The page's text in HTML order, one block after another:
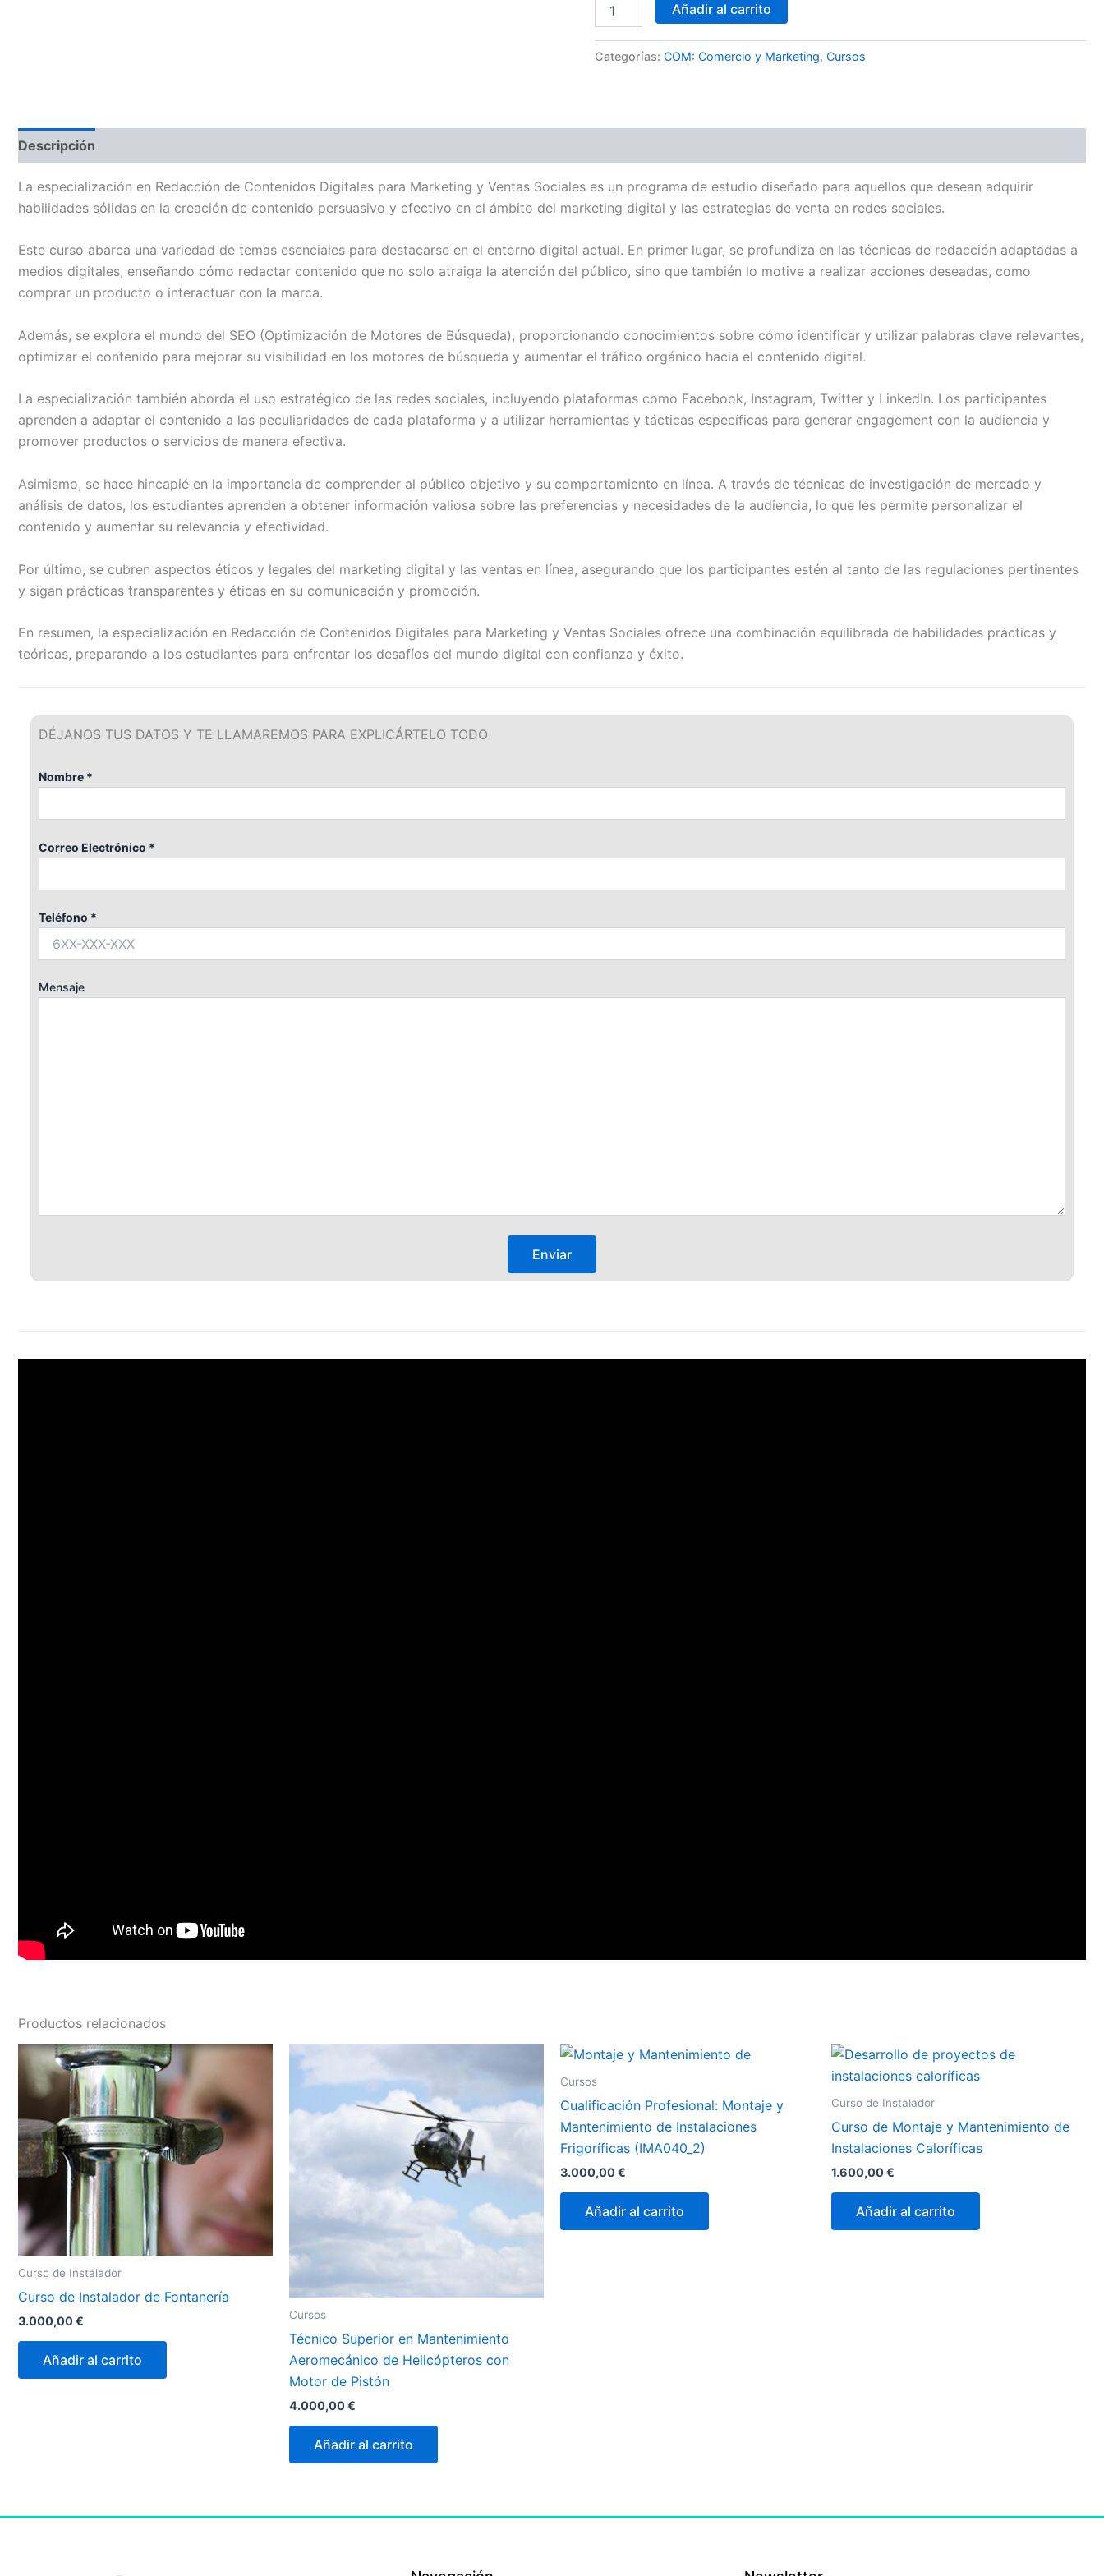
Añadir al carrito
Categorías: COM: Comercio y Marketing, Cursos
Descripción
La especialización en Redacción de Contenidos Digitales para Marketing y Ventas Sociales es un programa de estudio diseñado para aquellos que desean adquirir
habilidades sólidas en la creación de contenido persuasivo y efectivo en el ámbito del marketing digital y las estrategias de venta en redes sociales.
Este curso abarca una variedad de temas esenciales para destacarse en el entorno digital actual. En primer lugar, se profundiza en las técnicas de redacción adaptadas a
medios digitales, enseñando cómo redactar contenido que no solo atraiga la atención del público, sino que también lo motive a realizar acciones deseadas, como
comprar un producto o interactuar con la marca.
Además, se explora el mundo del SEO (Optimización de Motores de Búsqueda), proporcionando conocimientos sobre cómo identificar y utilizar palabras clave relevantes,
optimizar el contenido para mejorar su visibilidad en los motores de búsqueda y aumentar el tráfico orgánico hacia el contenido digital.
La especialización también aborda el uso estratégico de las redes sociales, incluyendo plataformas como Facebook, Instagram, Twitter y LinkedIn. Los participantes
aprenden a adaptar el contenido a las peculiaridades de cada plataforma y a utilizar herramientas y tácticas específicas para generar engagement con la audiencia y
promover productos o servicios de manera efectiva.
Asimismo, se hace hincapié en la importancia de comprender al público objetivo y su comportamiento en línea. A través de técnicas de investigación de mercado y
análisis de datos, los estudiantes aprenden a obtener información valiosa sobre las preferencias y necesidades de la audiencia, lo que les permite personalizar el
contenido y aumentar su relevancia y efectividad.
Por último, se cubren aspectos éticos y legales del marketing digital y las ventas en línea, asegurando que los participantes estén al tanto de las regulaciones pertinentes
y sigan prácticas transparentes y éticas en su comunicación y promoción.
En resumen, la especialización en Redacción de Contenidos Digitales para Marketing y Ventas Sociales ofrece una combinación equilibrada de habilidades prácticas y
teóricas, preparando a los estudiantes para enfrentar los desafíos del mundo digital con confianza y éxito.
DÉJANOS TUS DATOS Y TE LLAMAREMOS PARA EXPLICÁRTELO TODO
Nombre *
Correo Electrónico *
Teléfono *
Mensaje
Productos relacionados
Curso de Instalador
Curso de Instalador de Fontanería
3.000,00€
Añadir al carrito
Cursos
Técnico Superior en Mantenimiento
Aeromecánico de Helicópteros con
Motor de Pistón
4.000,00€
Añadir al carrito
Cursos
Cualificación Profesional: Montaje y
Mantenimiento de Instalaciones
Frigoríficas (IMA040_2)
3.000,00€
Añadir al carrito
Curso de Instalador
Curso de Montaje y Mantenimiento de
Instalaciones Caloríficas
1.600,00€
Añadir al carrito